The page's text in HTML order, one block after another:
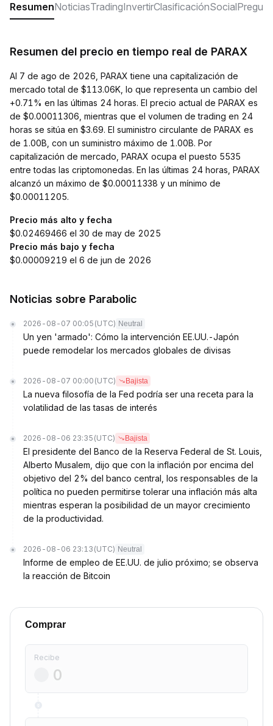
ResumenNoticiasTradingInvertirClasificaciónSocial
Resumen del precio en tiempo real de PARAX
Al 7 de ago de 2026, PARAX tiene una capitalización de
mercado total de $113.06K, lo que representa un cambio del
+0.71% en las últimas 24 horas. El precio actual de PARAX es
de $0.00011306, mientras que el volumen de trading en 24
horas se sitúa en $3.69. El suministro circulante de PARAX es
de 1.00B, con un suministro máximo de 1.00B. Por
capitalización de mercado, PARAX ocupa el puesto 5535
entre todas las criptomonedas. En las últimas 24 horas, PARAX
alcanzó un máximo de $0.00011338 y un mínimo de
$0.00011205.
Precio más alto y fecha
$0.02469466 el 30 de may de 2025
Precio más bajo y fecha
$0.00009219 el 6 de jun de 2026
Noticias sobre Parabolic
2026-08-07 00:05 (UTC) Neutral
Un yen 'armado': Cómo la intervención EE.UU.-Japón
puede remodelar los mercados globales de divisas
2026-08-07 00:00 (UTC) Bajista
La nueva filosofía de la Fed podría ser una receta para la
volatilidad de las tasas de interés
2026-08-06 23:35 (UTC) Bajista
El presidente del Banco de la Reserva Federal de St. Louis,
Alberto Musalem, dijo que con la inflación por encima del
objetivo del 2% del banco central, los responsables de la
política no pueden permitirse tolerar una inflación más alta
mientras esperan la posibilidad de un mayor crecimiento
de la productividad.
2026-08-06 23:13 (UTC) Neutral
Informe de empleo de EE.UU. de julio próximo; se observa
la reacción de Bitcoin
Comprar
Recibe